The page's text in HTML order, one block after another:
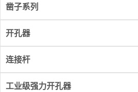
凿子系列
开孔器
连接杆
工业级强力开孔器